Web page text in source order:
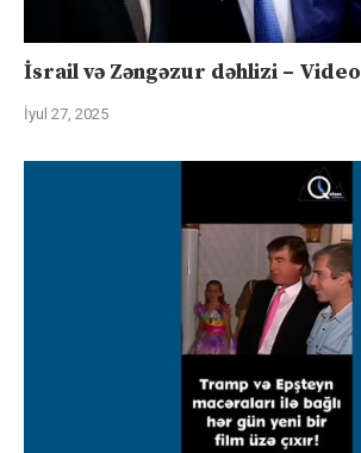
İsrail və Zəngəzur dəhlizi – Video
İyul 27, 2025